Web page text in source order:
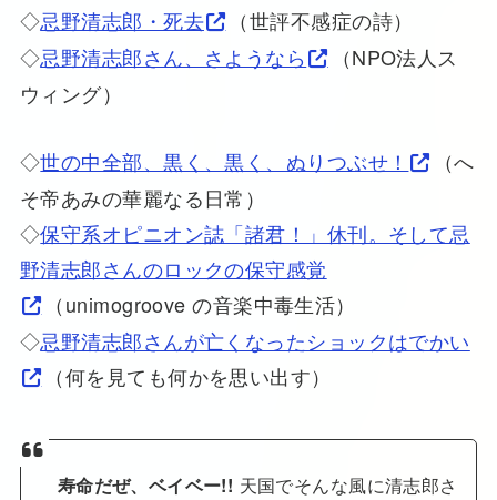
◇忌野清志郎・死去
（世評不感症の詩）
◇忌野清志郎さん、さようなら
（NPO法人ス
ウィング）
◇世の中全部、黒く、黒く、ぬりつぶせ！
（へ
そ帝あみの華麗なる日常）
◇保守系オピニオン誌「諸君！」休刊。そして忌
野清志郎さんのロックの保守感覚
（unimogroove の音楽中毒生活）
◇忌野清志郎さんが亡くなったショックはでかい
（何を見ても何かを思い出す）
寿命だぜ、ベイベー!! 天国でそんな風に清志郎さ